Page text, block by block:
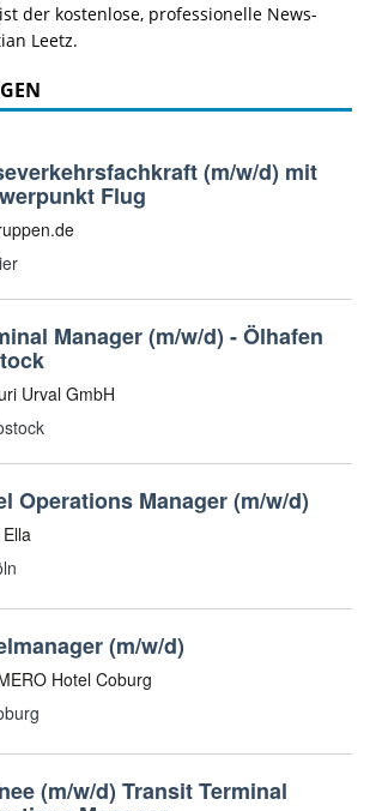
der kostenlose, professionelle News-
Leetz.